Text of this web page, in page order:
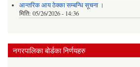
आन्तरिक आय ठेक्का सम्बन्धि सूचना ।
मिति: 05/26/2026 - 14:36
नगरपालिका बोर्डका निर्णयहरु